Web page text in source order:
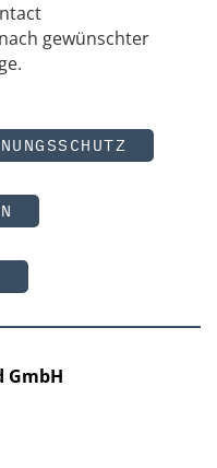
gewünschter
GmbH